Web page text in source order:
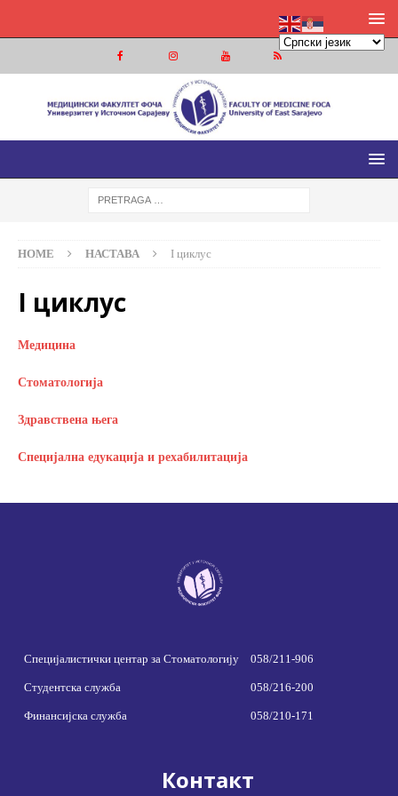
МЕДИЦИНСКИ ФАКУЛТЕТ ФОЧА
МЕДИЦИНСКИ ФАКУЛТЕТ УНИВЕРЗИТЕТА У ИСТОЧНОМ
HOME НАСТАВА I циклус
I циклус
Медицина
Стоматологија
Здравствена њега
Специјална едукација и рехабилитација
Специјалистички центар за Стоматологију 058/211-906
Студентска служба 058/216-200
Финансијска служба 058/210-171
Контакт